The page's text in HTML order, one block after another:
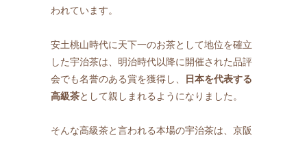
われています。
安土桃山時代に天下一のお茶として地位を確立
した宇治茶は、明治時代以降に開催された品評
会でも名誉のある賞を獲得し、
日本を代表する
高級茶として親しまれるようになりました。
そんな高級茶と言われる本場の宇治茶は、京阪